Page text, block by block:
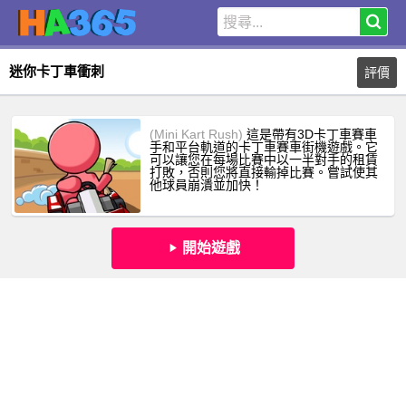
迷你卡丁車衝刺 評價
(Mini Kart Rush) 這是帶有3D卡丁車賽車
手和平台軌道的卡丁車賽車街機遊戲。它
可以讓您在每場比賽中以一半對手的租賃
打敗，否則您將直接輸掉比賽。嘗試使其
他球員崩潰並加快！
開始遊戲